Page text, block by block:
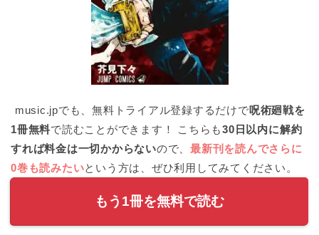
music.jpでも、無料トライアル登録するだけで呪術廻戦を
1冊無料で読むことができます！ こちらも30日以内に解約
すれば料金は一切かからないので、最新刊を読んでさらに
0巻も読みたいという方は、ぜひ利用してみてください。
もう1冊を無料で読む